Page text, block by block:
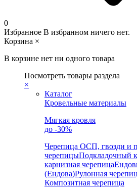
0
Избранное В избранном ничего нет.
Корзина ×
В корзине нет ни одного товара
Посмотреть товары раздела
×
Каталог
Кровельные материалы
Мягкая кровля
до -30%
Черепица ОСП, гвозди и
черепицыПодкладочный
карнизная черепица
(Ендова)Рулонная
Композитная черепица